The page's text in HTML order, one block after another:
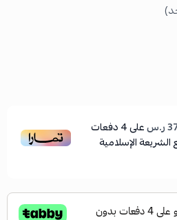
على4دفعات
الإسلامية